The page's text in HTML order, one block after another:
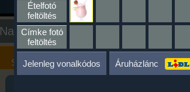
Nap kiértékelése
Kalória
Szimulátor
Szöveges
Értékelés
Ételfotó
feltöltés
Címke fotó
feltöltés
Jelenleg vonalkódos Áruházlánc